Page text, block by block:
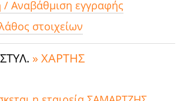
Αναβάθμιση εγγραφής
στοιχείων
» ΧΑΡΤΗΣ